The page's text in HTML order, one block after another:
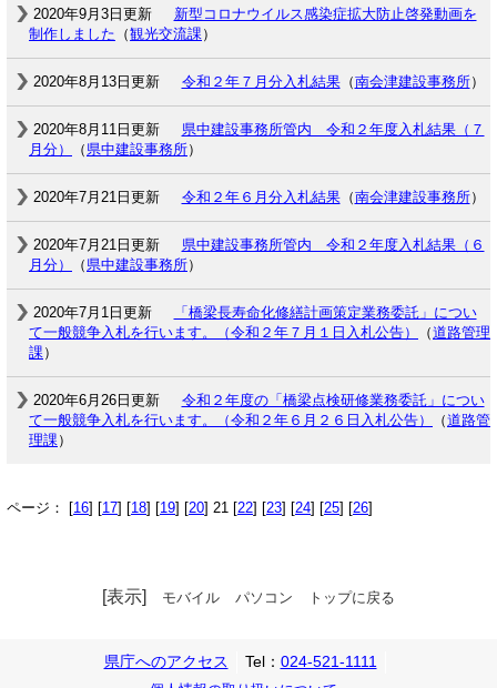
2020年9月3日更新
新型コロナウイルス感染症拡大防止啓発動画を
制作しました （観光交流課）
2020年8月13日更新 令和２年７月分入札結果（南会津建設事務所）
2020年8月11日更新
県中建設事務所管内 令和２年度入札結果（７
月分）
（ 県中建設事務所）
2020年7月21日更新 令和２年６月分入札結果（南会津建設事務所）
2020年7月21日更新
県中建設事務所管内 令和２年度入札結果（６
月分）
（ 県中建設事務所）
2020年7月1日更新
「橋梁長寿命化修繕計画策定業務委託」につい
て一般競争入札を行います。（令和２年７月１日入札公告）
（道路管理
課）
2020年6月26日更新
令和２年度の「橋梁点検研修業務委託」につい
て一般競争入札を行います。（令和２年６月２６日入札公告）
（道路管
理課）
ページ： [16] [17] [18] [19] [20] 21 [22] [23] [24] [25] [26]
[表示] モバイル パソコン トップに戻る
県庁へのアクセス Tel： 024-521-1111